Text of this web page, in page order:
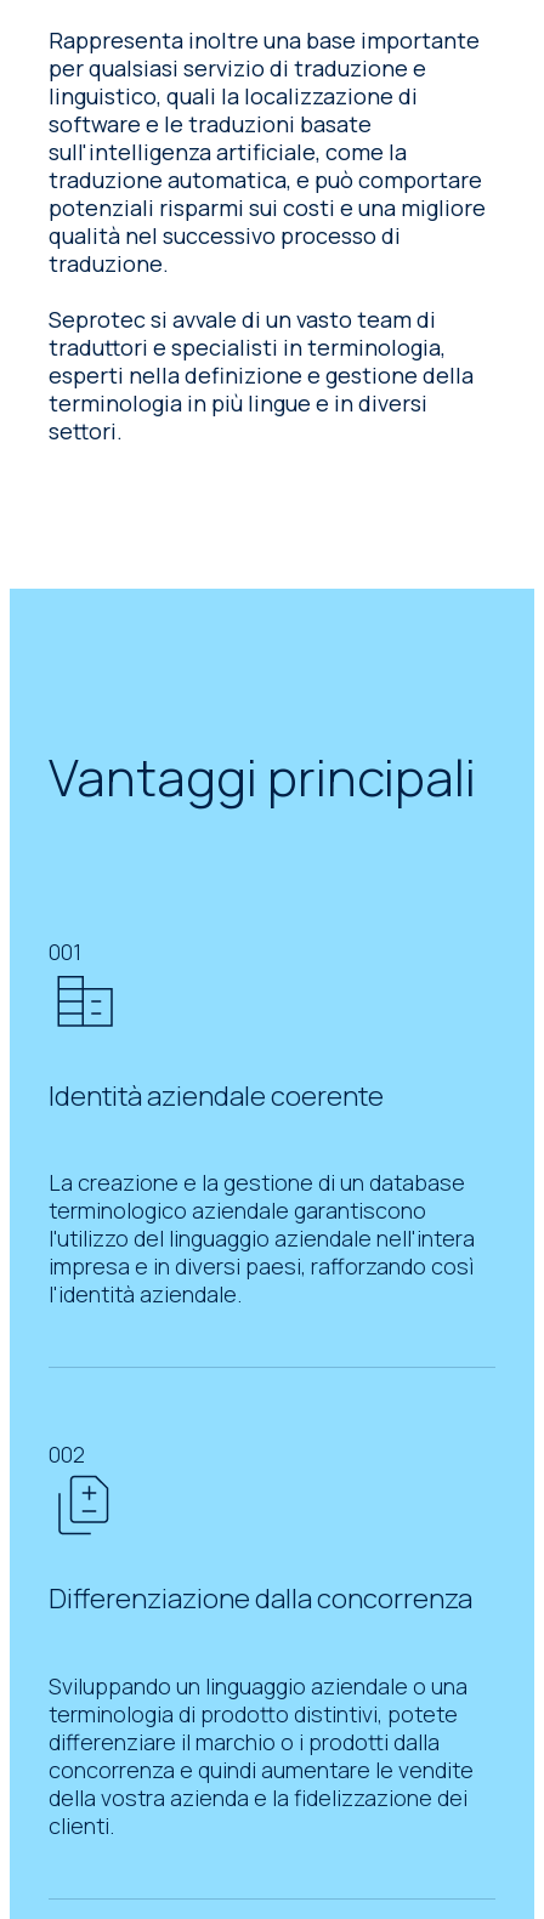
Rappresenta inoltre una base importante
per qualsiasi servizio di traduzione e
linguistico, quali la localizzazione di
software e le traduzioni basate
sull'intelligenza artificiale, come la
traduzione automatica, e può comportare
potenziali risparmi sui costi e una migliore
qualità nel successivo processo di
traduzione.
Seprotec si avvale di un vasto team di
traduttori e specialisti in terminologia,
esperti nella definizione e gestione della
terminologia in più lingue e in diversi
settori.
Vantaggi principali
001
Identità aziendale coerente
La creazione e la gestione di un database
terminologico aziendale garantiscono
l'utilizzo del linguaggio aziendale nell'intera
impresa e in diversi paesi, rafforzando così
l'identità aziendale.
002
Differenziazione dalla concorrenza
Sviluppando un linguaggio aziendale o una
terminologia di prodotto distintivi, potete
differenziare il marchio o i prodotti dalla
concorrenza e quindi aumentare le vendite
della vostra azienda e la fidelizzazione dei
clienti.